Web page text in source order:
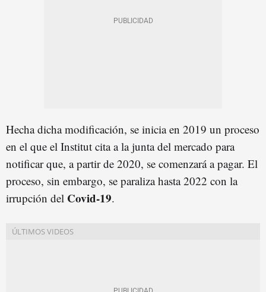
Hecha dicha modificación, se inicia en 2019 un proceso
en el que el Institut cita a la junta del mercado para
notificar que, a partir de 2020, se comenzará a pagar. El
proceso, sin embargo, se paraliza hasta 2022 con la
irrupción del Covid-19.